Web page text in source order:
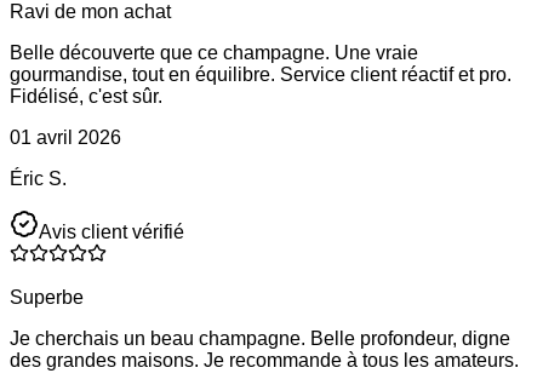
Ravi de mon achat
Belle découverte que ce champagne. Une vraie
gourmandise, tout en équilibre. Service client réactif et pro.
Fidélisé, c'est sûr.
01 avril 2026
Éric S.
Avis client vérifié
Superbe
Je cherchais un beau champagne. Belle profondeur, digne
des grandes maisons. Je recommande à tous les amateurs.